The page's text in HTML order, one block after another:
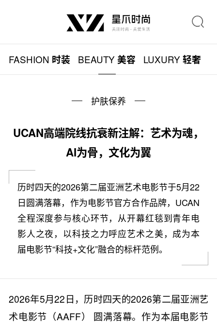
FASHION 时装 BEAUTY美容 LUXURY轻奢
护肤保养
UCAN高端院线抗衰新注解：艺术为魂，
AI为骨，文化为翼
历时四天的2026第二届亚洲艺术电影节于5月22
日圆满落幕，作为电影节官方合作品牌，UCAN
全程深度参与核心环节，从开幕红毯到青年电
影人之夜，以科技之力呼应艺术之美，成为本
届电影节“科技+文化”融合的标杆范例。
2026年5月22日，历时四天的2026第二届亚洲艺
术电影节（AAFF） 圆满落幕。作为本届电影节